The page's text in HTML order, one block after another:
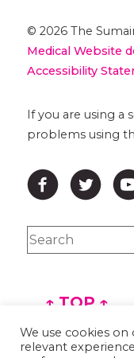
© 2026 The
Medical Website
Accessibility
If you are using a
problems using
↑ TOP ↑
We use cookies
relevant